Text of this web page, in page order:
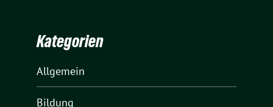
Kategorien
Allgemein
Bildung